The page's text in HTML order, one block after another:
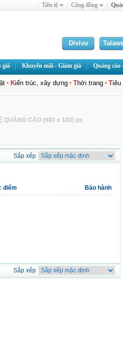
Tiền tệ Cộng đồng
Divivu
giá Khuyến mãi - Giảm giá Quảng cáo
Kiến trúc, xây dựng Thời trang Tiêu
QUẢNG CÁO (980 x 100) px
Sắp xếp
điểm Bảo hành
Sắp xếp